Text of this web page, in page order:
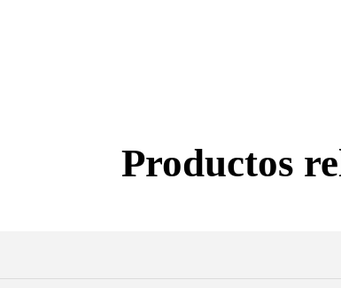
Productos